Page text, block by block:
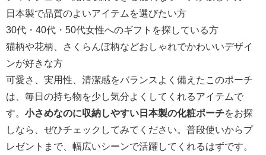
日本製で品質のよいアイテムを選びたい方
30代・40代・50代女性へのギフトを探している方
猫柄や花柄、さくらんぼ柄などおしゃれでかわいいデザイ
ンが好きな方
可愛さ、実用性、清潔感をバランスよく備えたこのポーチ
は、毎日の持ち物を少し気分よくしてくれるアイテムで
す。 小さめなのに収納しやすい日本製の化粧ポーチをお探
しなら、ぜひチェックしてみてください。普段使いからプ
レゼントまで、幅広いシーンで活躍してくれるはずです。